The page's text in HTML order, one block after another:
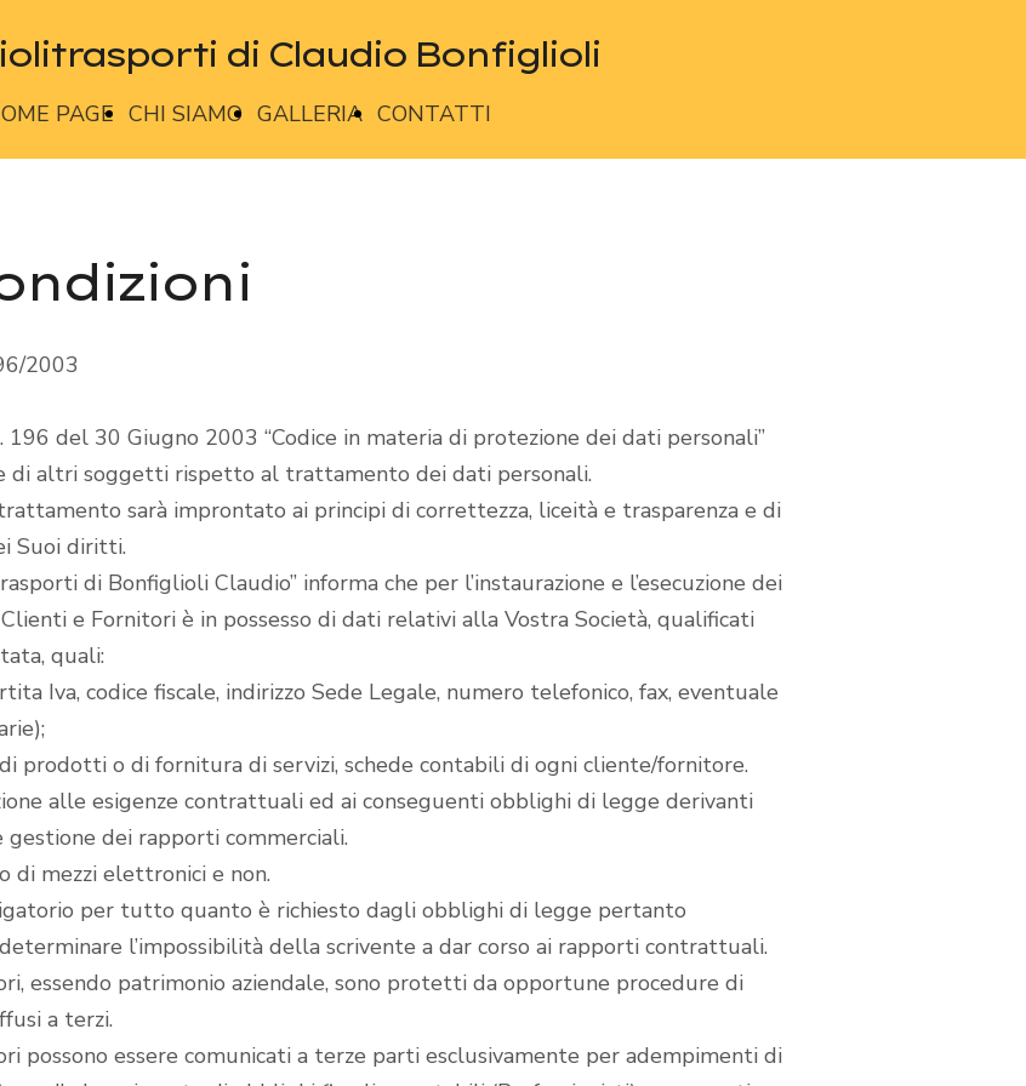
di Claudio Bonfiglioli
PAGE CHI SIAMO GALLERIA CONTATTI
2003
196 del 30 Giugno 2003 “Codice in materia di protezione dei dati personali”
di altri soggetti rispetto al trattamento dei dati personali.
sarà improntato ai principi di correttezza, liceità e trasparenza e di
Suoi diritti.
di Bonfiglioli Claudio” informa che per l’instaurazione e l’esecuzione dei
e Fornitori è in possesso di dati relativi alla Vostra Società, qualificati
quali:
Iva, codice fiscale, indirizzo Sede Legale, numero telefonico, fax, eventuale
prodotti o di fornitura di servizi, schede contabili di ogni cliente/fornitore.
alle esigenze contrattuali ed ai conseguenti obblighi di legge derivanti
gestione dei rapporti commerciali.
di mezzi elettronici e non.
per tutto quanto è richiesto dagli obblighi di legge pertanto
l’impossibilità della scrivente a dar corso ai rapporti contrattuali.
essendo patrimonio aziendale, sono protetti da opportune procedure di
a terzi.
possono essere comunicati a terze parti esclusivamente per adempimenti di